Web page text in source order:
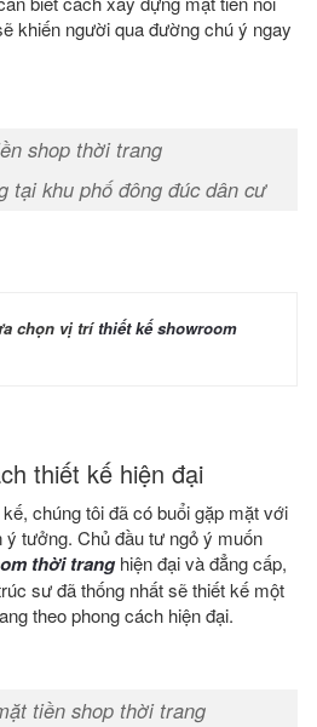
khiến người qua đường chú ý ngay
tại khu phố đông đúc dân cư
chọn vị trí thiết kế showroom
thiết kế hiện đại
chúng tôi đã có buổi gặp mặt với
tưởng. Chủ đầu tư ngỏ ý muốn
thời tranghiện đại và đẳng cấp,
sư đã thống nhất sẽ thiết kế một
theo phong cách hiện đại.